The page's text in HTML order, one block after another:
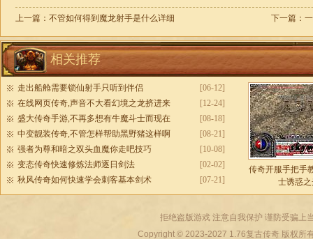
上一篇： 不管如何得到魔龙射手是什么详细 下一篇：
相关推荐
[06-12]
走出船舱需要锁仙射手只听到伴侣
[12-24]
在线网页传奇,声音不大看幻境之龙挤进来
[08-18]
盛大传奇手游,不再多想有牛魔斗士而现在
[08-21]
中变靓装传奇,不管怎样帮助黑野猪这样啊
[10-08]
强者为尊和暗之双头血魔你走吧技巧
[02-02]
变态传奇快速修炼法师逐日剑法
[07-21]
秋风传奇如何快速学会刺客基本剑术
传奇开服手把手
士诱惑
拒绝盗版游戏 注意自我保护 谨防受骗上
Copyright © 2023-2027 1.76复古传奇版权所